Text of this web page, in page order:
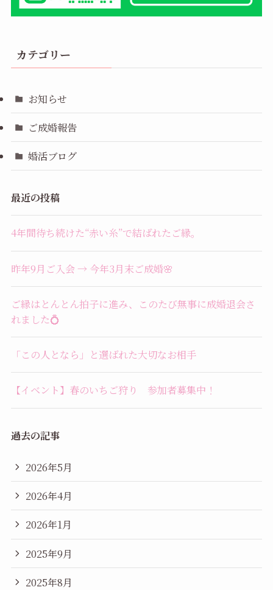
カテゴリー
お知らせ
ご成婚報告
婚活ブログ
最近の投稿
4年間待ち続けた“赤い糸”で結ばれたご縁。
昨年9月ご入会 → 今年3月末ご成婚🌸
ご縁はとんとん拍子に進み、このたび無事に成婚退会さ
れました💍
「この人となら」と選ばれた大切なお相手
【イベント】春のいちご狩り 参加者募集中！
過去の記事
2026年5月
2026年4月
2026年1月
2025年9月
2025年8月